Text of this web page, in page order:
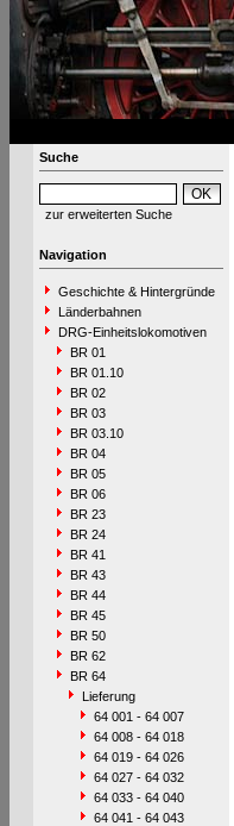
Suche
zur erweiterten Suche
Navigation
Geschichte & Hintergründe
Länderbahnen
DRG-Einheitslokomotiven
BR 01
BR 01.10
BR 02
BR 03
BR 03.10
BR 04
BR 05
BR 06
BR 23
BR 24
BR 41
BR 43
BR 44
BR 45
BR 50
BR 62
BR 64
Lieferung
64 001 - 64 007
64 008 - 64 018
64 019 - 64 026
64 027 - 64 032
64 033 - 64 040
64 041 - 64 043